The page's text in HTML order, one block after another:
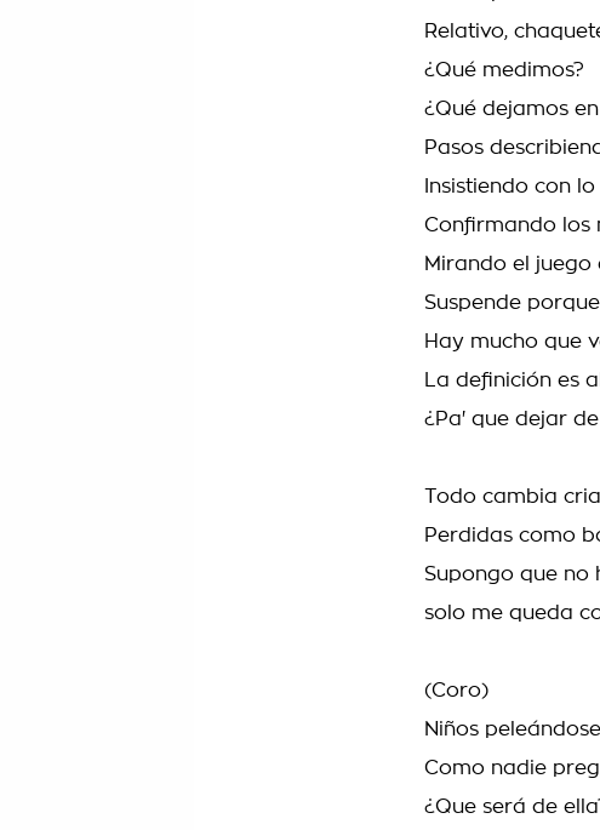
Relativo,
¿Qué medimos?
¿Qué dejamos
Pasos
Insistiendo con
Confirmando los
Mirando el juego
Suspende
Hay mucho que
La definición es
¿Pa' que dejar
Todo cambia
Perdidas como
Supongo que no
solo me queda
(Coro)
Niños
Como nadie
¿Que será de